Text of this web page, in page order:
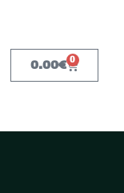
0.00€ 0